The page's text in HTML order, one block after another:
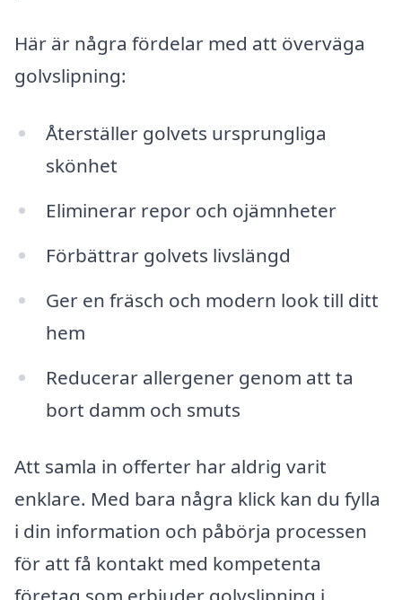
Här är några fördelar med att överväga
golvslipning:
Återställer golvets ursprungliga
skönhet
Eliminerar repor och ojämnheter
Förbättrar golvets livslängd
Ger en fräsch och modern look till ditt
hem
Reducerar allergener genom att ta
bort damm och smuts
Att samla in offerter har aldrig varit
enklare. Med bara några klick kan du fylla
i din information och påbörja processen
för att få kontakt med kompetenta